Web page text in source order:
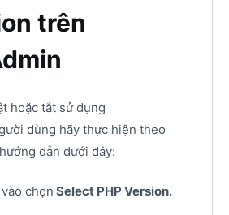
trên
hoặc tắt sử dụng
dùng hãy thực hiện theo
dẫn dưới đây:
chọn Select PHP Version.